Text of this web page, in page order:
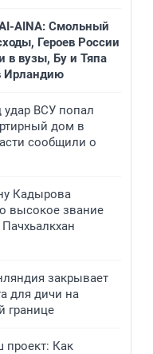
AINA: Смольный
Героев России
в вузы, Бу и Тяпа
Ирландию
удар ВСУ попал
дом в
сообщили о
Кадырова
высокое звание
закрывает
для дичи на
границе
проект: Как